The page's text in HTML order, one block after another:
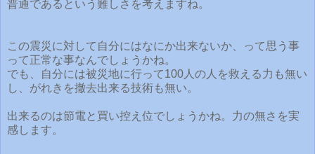
普通であるという難しさを考えますね。
この震災に対して自分にはなにか出来ないか、って思う事
って正常な事なんでしょうかね。
でも、自分には被災地に行って100人の人を救える力も無い
し、がれきを撤去出来る技術も無い。
出来るのは節電と買い控え位でしょうかね。力の無さを実
感します。